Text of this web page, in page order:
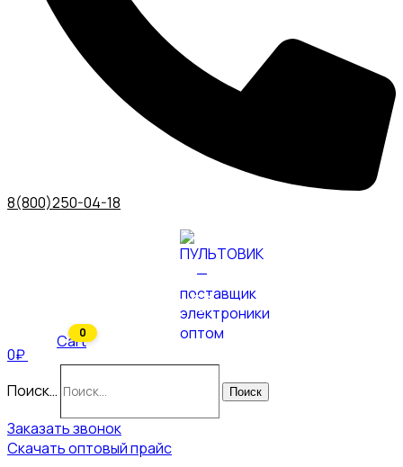
8(800)250-04-18
0₽
0
Cart
Поиск… Поиск
Заказать звонок
Скачать оптовый прайс